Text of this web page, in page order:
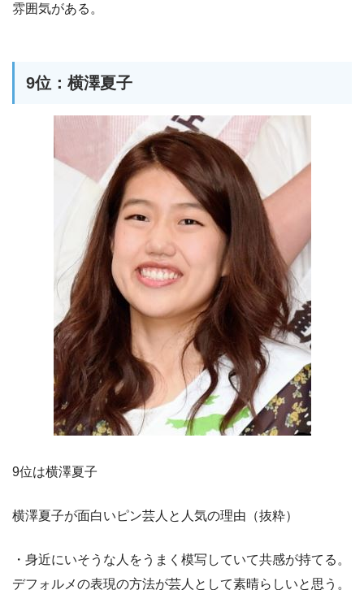
雰囲気がある。
9位：横澤夏子
9位は横澤夏子
横澤夏子が面白いピン芸人と人気の理由（抜粋）
・身近にいそうな人をうまく模写していて共感が持てる。
デフォルメの表現の方法が芸人として素晴らしいと思う。